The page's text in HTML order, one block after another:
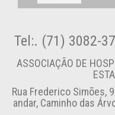
Tel:. (71) 3082-
ASSOCIAÇÃO DE
Rua Frederico Simões,
andar, Caminho das